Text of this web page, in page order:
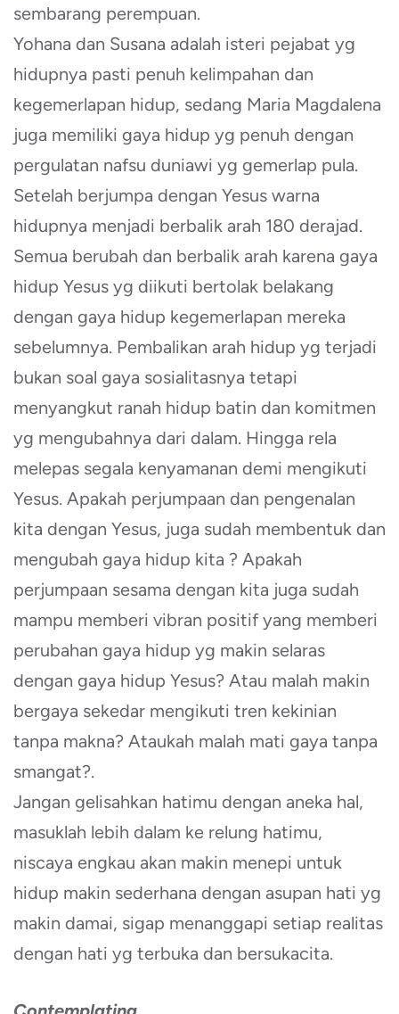
sembarang perempuan.
Yohana dan Susana adalah isteri pejabat yg
hidupnya pasti penuh kelimpahan dan
kegemerlapan hidup, sedang Maria Magdalena
juga memiliki gaya hidup yg penuh dengan
pergulatan nafsu duniawi yg gemerlap pula.
Setelah berjumpa dengan Yesus warna
hidupnya menjadi berbalik arah 180 derajad.
Semua berubah dan berbalik arah karena gaya
hidup Yesus yg diikuti bertolak belakang
dengan gaya hidup kegemerlapan mereka
sebelumnya. Pembalikan arah hidup yg terjadi
bukan soal gaya sosialitasnya tetapi
menyangkut ranah hidup batin dan komitmen
yg mengubahnya dari dalam. Hingga rela
melepas segala kenyamanan demi mengikuti
Yesus. Apakah perjumpaan dan pengenalan
kita dengan Yesus, juga sudah membentuk dan
mengubah gaya hidup kita ? Apakah
perjumpaan sesama dengan kita juga sudah
mampu memberi vibran positif yang memberi
perubahan gaya hidup yg makin selaras
dengan gaya hidup Yesus? Atau malah makin
bergaya sekedar mengikuti tren kekinian
tanpa makna? Ataukah malah mati gaya tanpa
smangat?.
Jangan gelisahkan hatimu dengan aneka hal,
masuklah lebih dalam ke relung hatimu,
niscaya engkau akan makin menepi untuk
hidup makin sederhana dengan asupan hati yg
makin damai, sigap menanggapi setiap realitas
dengan hati yg terbuka dan bersukacita.